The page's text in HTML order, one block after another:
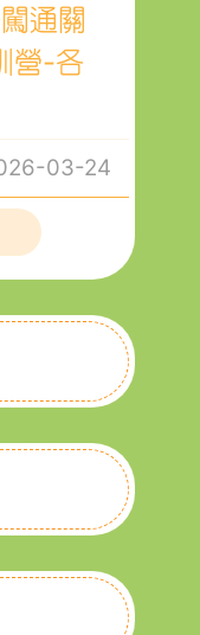
通關
營-各
03-24